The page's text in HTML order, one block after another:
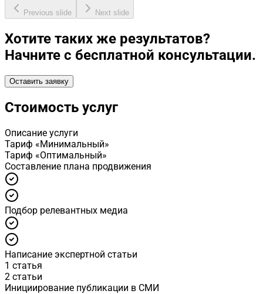
Previous slide Next slide
Хотите таких же результатов?
Начните с бесплатной консультации.
Оставить заявку
Стоимость услуг
Описание услуги
Тариф «Минимальный»
Тариф «Оптимальный»
Cоставление плана продвижения
Подбор релевантных медиа
Написание экспертной статьи
1 статья
2 статьи
Инициирование публикации в СМИ